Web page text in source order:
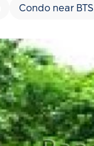
Condo near BTS